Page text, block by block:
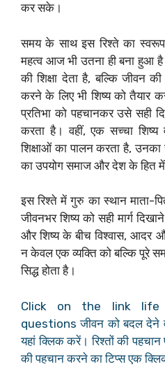
कर सके।
समय के साथ इस रिश्ते का
महत्व आज भी उतना ही बना हुआ
की शिक्षा देता है, बल्कि जीवन
करने के लिए भी शिष्य को तैयार
प्रतिभा को पहचानकर उसे सही
करता है। वहीं, एक सच्चा
शिक्षाओं का पालन करता है,
का उपयोग समाज और देश के हित
इस रिश्ते में गुरु का स्थान माता-
जीवनभर शिष्य को सही मार्ग
और शिष्य के बीच विश्वास, आदर
न केवल एक व्यक्ति को बल्कि पूरे
सिद्ध होता है।
Click on the link life
questions जीवन को बदल देने
यहां क्लिक करें। रिश्तों की
की पहचान करने का टिप्स एक